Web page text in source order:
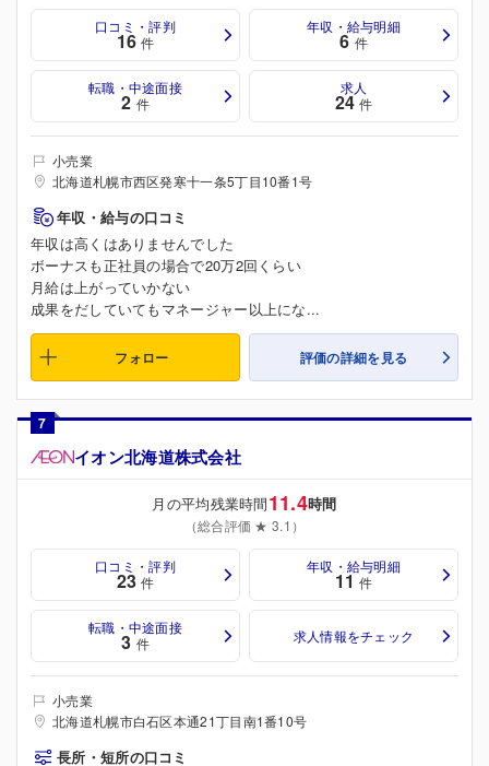
口コミ・評判
16 件
年収・給与明細
6 件
転職・中途面接
2 件
求人
24 件
小売業
北海道札幌市西区発寒十一条5丁目10番1号
年収・給与の口コミ
年収は高くはありませんでした
ボーナスも正社員の場合で20万2回くらい
月給は上がっていかない
成果をだしていてもマネージャー以上にな...
フォロー 評価の詳細を見る
7
イオン北海道株式会社
月の平均残業時間11.4時間
（総合評価 ★ 3.1）
口コミ・評判
23 件
年収・給与明細
11 件
転職・中途面接
3 件 求人情報をチェック
小売業
北海道札幌市白石区本通21丁目南1番10号
長所・短所の口コミ